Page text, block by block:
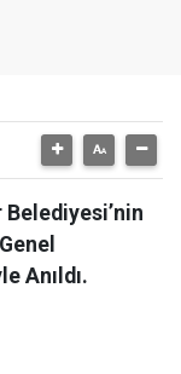
Belediyesi’nin
Anıldı.